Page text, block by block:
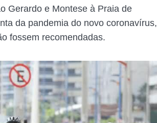
Gerardo e Montese à Praia de
da pandemia do novo coronavírus,
fossem recomendadas.